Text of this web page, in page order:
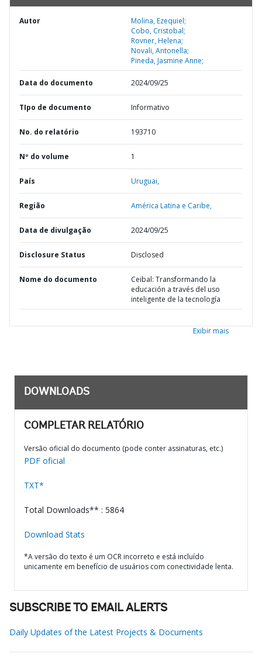
Autor
Molina, Ezequiel;
Cobo, Cristobal;
Rovner, Helena;
Novali, Antonella;
Pineda, Jasmine Anne;
Data do documento 2024/09/25
TIpo de documento Informativo
No. do relatório 193710
Nº do volume 1
País Uruguai,
Região América Latina e Caribe,
Data de divulgação 2024/09/25
Disclosure Status Disclosed
Nome do documento
Ceibal: Transformando la
educación a través del uso
inteligente de la tecnología
Exibir mais
DOWNLOADS
COMPLETAR RELATÓRIO
Versão oficial do documento (pode conter assinaturas, etc.)
PDF oficial
TXT*
Total Downloads** : 5864
Download Stats
*A versão do texto é um OCR incorreto e está incluído
unicamente em benefício de usuários com conectividade lenta.
SUBSCRIBE TO EMAIL ALERTS
Daily Updates of the Latest Projects & Documents